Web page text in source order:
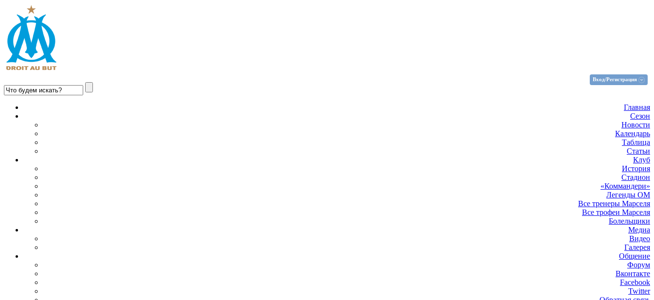
Вход/Регистрация
Главная
Сезон
Новости
Календарь
Таблица
Статьи
Клуб
История
Стадион
«Коммандери»
Легенды ОМ
Все тренеры Марселя
Все трофеи Марселя
Болельщики
Медиа
Видео
Галерея
Общение
Форум
Вконтакте
Facebook
Twitter